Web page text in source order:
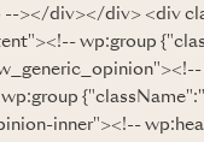
></div></div> <div
wp:group
inner"><!--